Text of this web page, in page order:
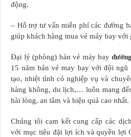
động.
– Hỗ trợ tư vấn miễn phí các đường
giúp khách hàng mua vé máy bay với
Đại lý (phòng) bán vé máy bay
15 năm bán vé may bay với đội ngũ
tạo, nhiệt tình có nghiệp vụ và
hàng không, du lịch,… luôn mang
hài lòng, an tâm và hiệu quả cao nhất.
Chúng tôi cam kết cung cấp các
với mục tiêu đặt lợi ích và quyền lợi